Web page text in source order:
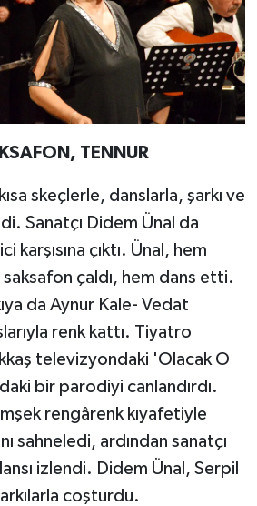
TENNUR
skeçlerle, danslarla, şarkı ve
Sanatçı Didem Ünal da
karşısına çıktı. Ünal, hem
çaldı, hem dans etti.
da Aynur Kale- Vedat
renk kattı. Tiyatro
televizyondaki 'Olacak O
bir parodiyi canlandırdı.
rengârenk kıyafetiyle
sahneledi, ardından sanatçı
izlendi. Didem Ünal, Serpil
coşturdu.